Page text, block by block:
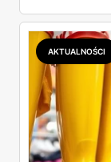
kosztuje i po
podróbki.
łącznie z
AKTUALNOŚCI